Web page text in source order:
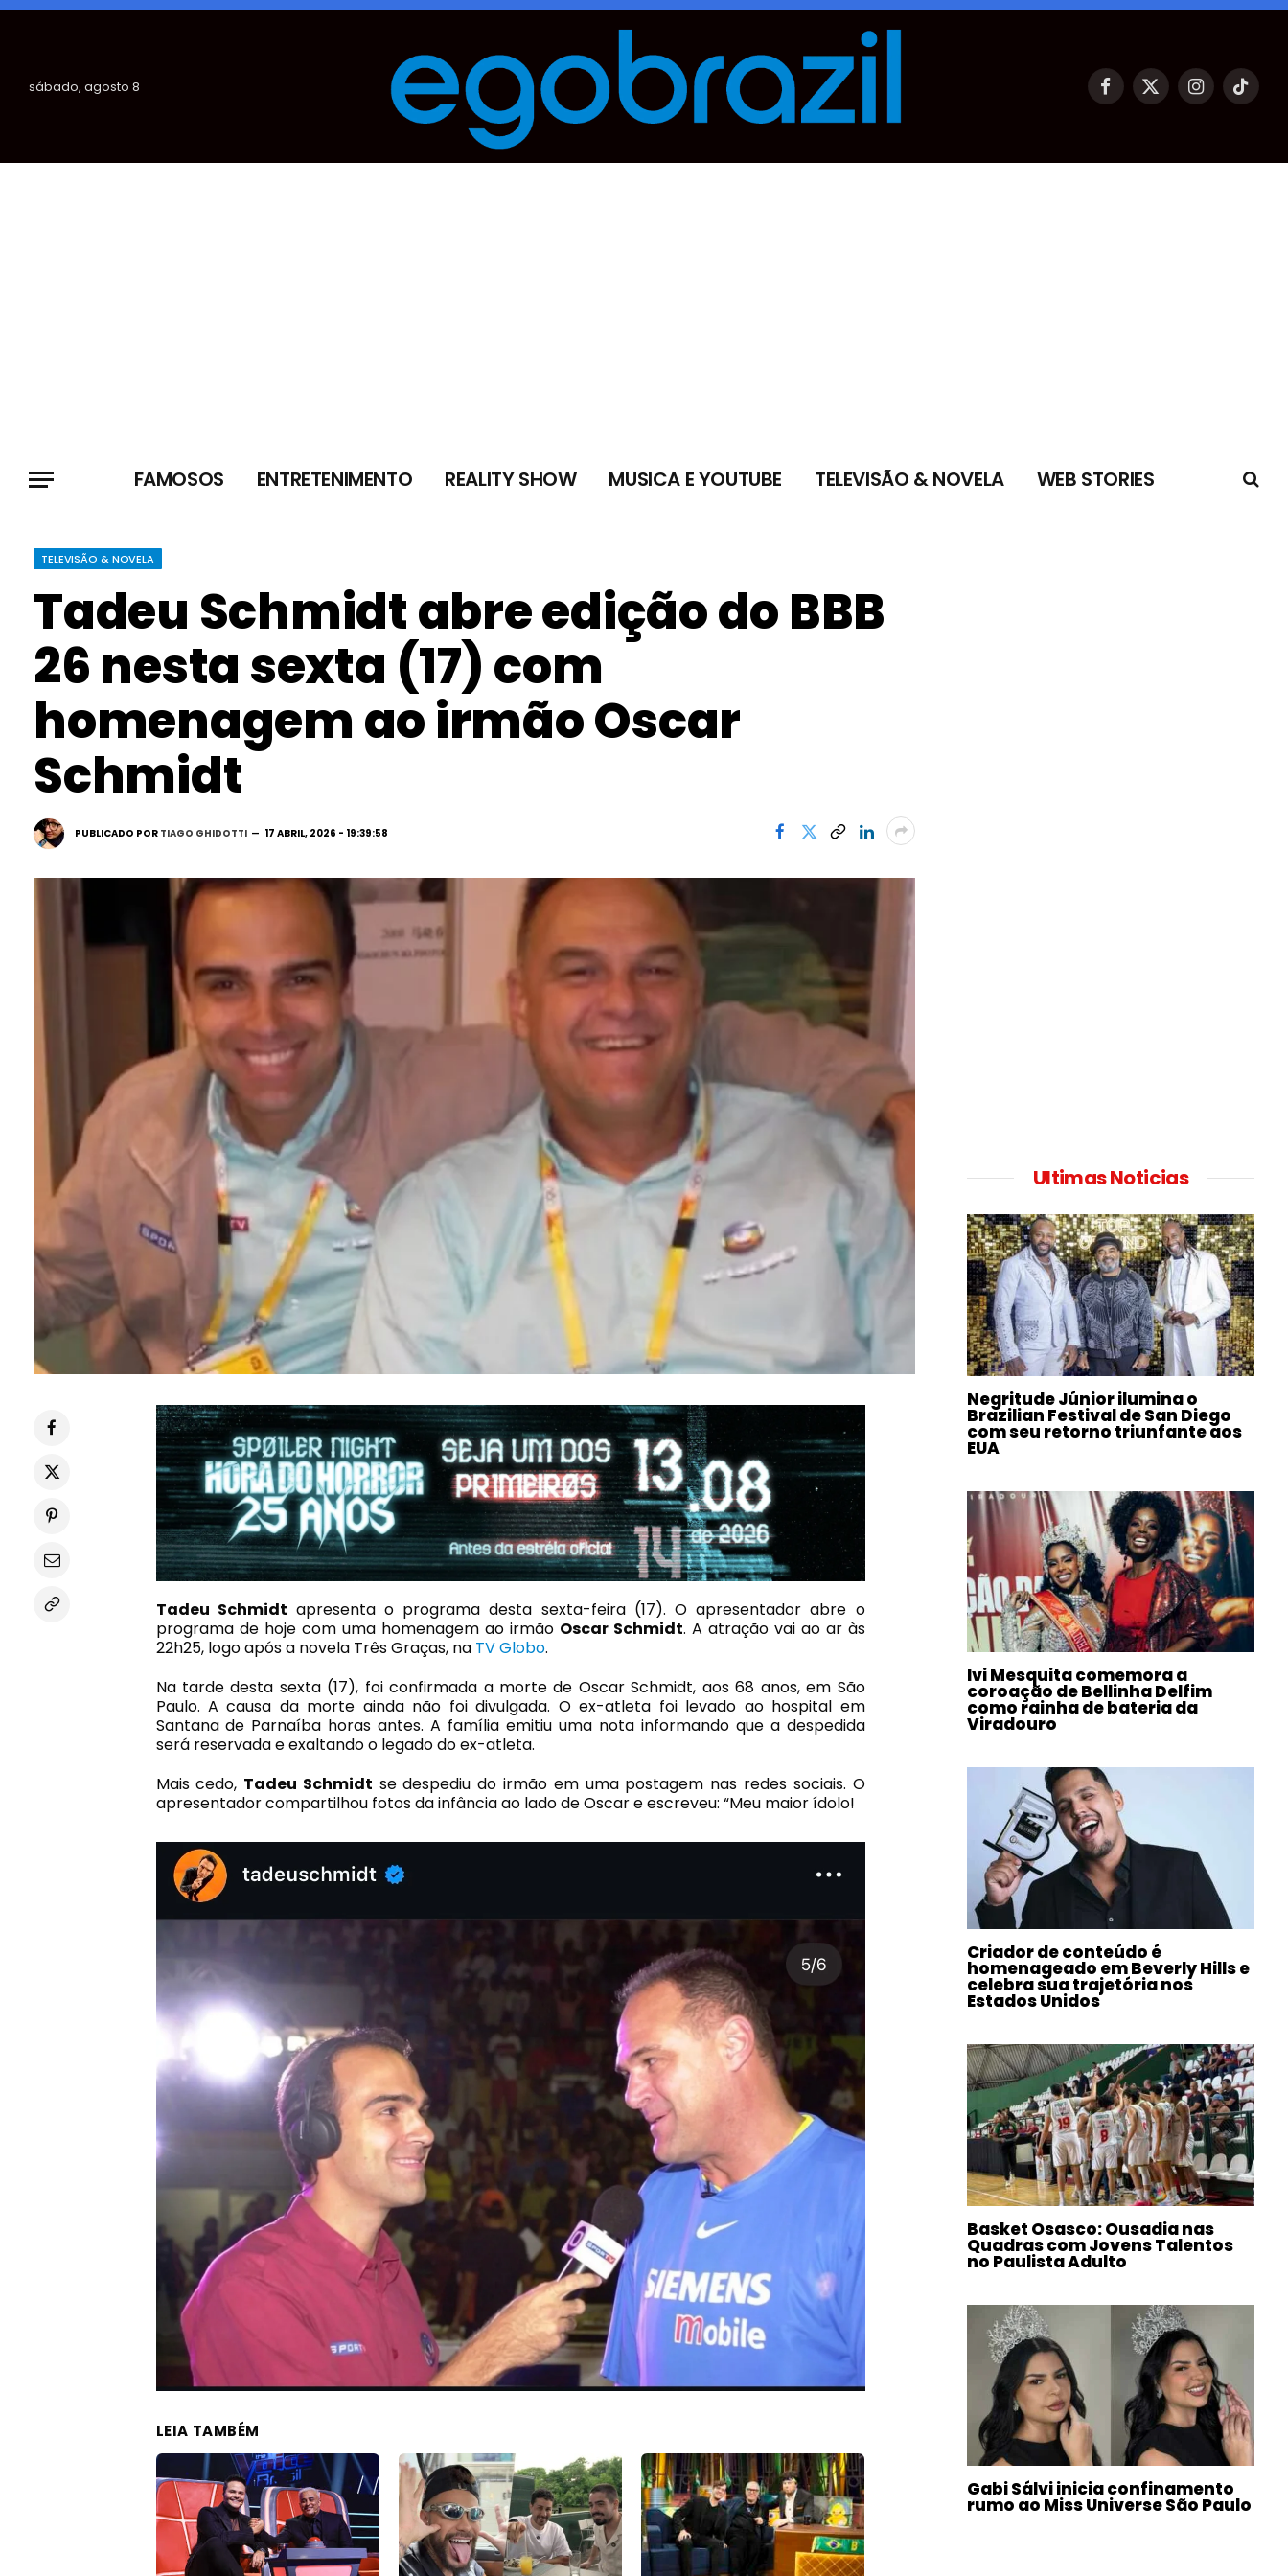
sábado, agosto 8 Facebook
X
Instagram
TikTok
FAMOSOS ENTRETENIMENTO REALITY SHOW MUSICA E YOUTUBE TELEVISÃO & NOVELA WEB STORIES
TELEVISÃO & NOVELA
Tadeu Schmidt abre edição do BBB
26 nesta sexta (17) com
homenagem ao irmão Oscar
Schmidt
PUBLICADO POR TIAGO GHIDOTTI 17 ABRIL, 2026 - 19:39:58
Tadeu Schmidt apresenta o programa desta sexta-feira (17). O apresentador abre o
programa de hoje com uma homenagem ao irmão Oscar Schmidt. A atração vai ao ar às
22h25, logo após a novela Três Graças, na TV Globo.
Na tarde desta sexta (17), foi confirmada a morte de Oscar Schmidt, aos 68 anos, em São
Paulo. A causa da morte ainda não foi divulgada. O ex-atleta foi levado ao hospital em
Santana de Parnaíba horas antes. A família emitiu uma nota informando que a despedida
será reservada e exaltando o legado do ex-atleta.
Mais cedo, Tadeu Schmidt se despediu do irmão em uma postagem nas redes sociais. O
apresentador compartilhou fotos da infância ao lado de Oscar e escreveu: “Meu maior ídolo!
LEIA TAMBÉM
Ultimas Noticias
Negritude Júnior ilumina o
Brazilian Festival de San Diego
com seu retorno triunfante aos
EUA
Ivi Mesquita comemora a
coroação de Bellinha Delfim
como rainha de bateria da
Viradouro
Criador de conteúdo é
homenageado em Beverly Hills e
celebra sua trajetória nos
Estados Unidos
Basket Osasco: Ousadia nas
Quadras com Jovens Talentos
no Paulista Adulto
Gabi Sálvi inicia confinamento
rumo ao Miss Universe São Paulo